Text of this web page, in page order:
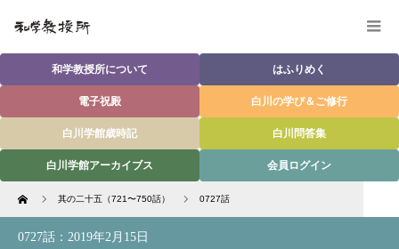
和学教授所について はふりめく
電子祝殿 白川の学び＆ご修行
白川学館歳時記 白川問答集
白川学館アーカイブス 会員ログイン
Home 其の二十五（721〜750話） 0727話
0727話：2019年2月15日